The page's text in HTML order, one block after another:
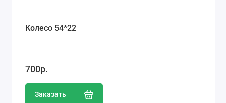
Колесо 54*22
700р.
Заказать